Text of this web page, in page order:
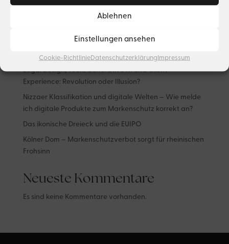
Ablehnen
Einstellungen ansehen
Cookie-RichtlinieDatenschutzerklärungImpressum
What goes around – Luxusmarken auf dem
Sekundärmarkt
Legal Design/Tech, Generative KI und Client
Experience: Revolution oder Illusion?
Nizzaer Klassifikation und digitale Welten – Wie melde
ich digitale Produkte zum Markenschutz korrekt an?
Das ikonische Dreieck und die EUIPO
Kölner Dom – Markenschutzverbot sorgt für rheinischen
Frohsinn
Neueste Kommentare
Es sind keine Kommentare vorhanden.